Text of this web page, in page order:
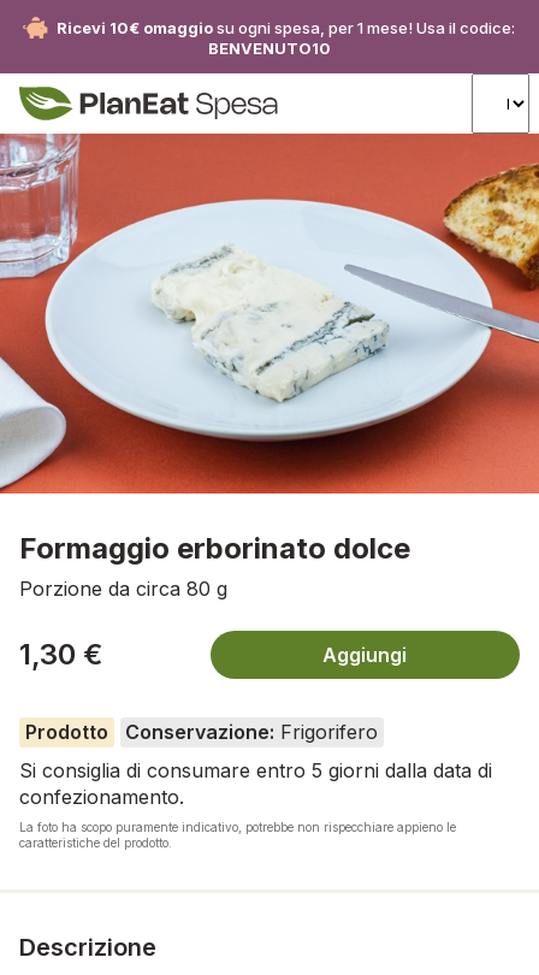
Ricevi 10€ omaggiosu ogni spesa, per 1 mese! Usa il codice:
BENVENUTO10
Formaggio erborinato dolce
Porzione da circa 80 g
1,30 € Aggiungi
Prodotto Conservazione: Frigorifero
Si consiglia di consumare entro 5 giorni dalla data di
confezionamento.
La foto ha scopo puramente indicativo, potrebbe non rispecchiare appieno le
caratteristiche del prodotto.
Descrizione